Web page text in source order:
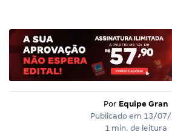
Por Equipe Gran
Publicado em 13/07/
1 min. de leitura